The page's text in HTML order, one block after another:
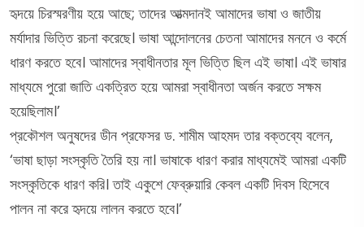
হৃদয়ে চিরস্মরণীয় হয়ে আছে; তাদের আত্মদানই আমাদের ভাষা ও জাতীয়
মর্যাদার ভিত্তি রচনা করেছে। ভাষা আন্দোলনের চেতনা আমাদের মননে ও কর্মে
ধারণ করতে হবে। আমাদের স্বাধীনতার মূল ভিত্তি ছিল এই ভাষা। এই ভাষার
মাধ্যমে পুরো জাতি একত্রিত হয়ে আমরা স্বাধীনতা অর্জন করতে সক্ষম
হয়েছিলাম।’
প্রকৌশল অনুষদের ডীন প্রফেসর ড. শামীম আহমদ তার বক্তব্যে বলেন,
‘ভাষা ছাড়া সংস্কৃতি তৈরি হয় না। ভাষাকে ধারণ করার মাধ্যমেই আমরা একটি
সংস্কৃতিকে ধারণ করি। তাই একুশে ফেব্রুয়ারি কেবল একটি দিবস হিসেবে
পালন না করে হৃদয়ে লালন করতে হবে।’